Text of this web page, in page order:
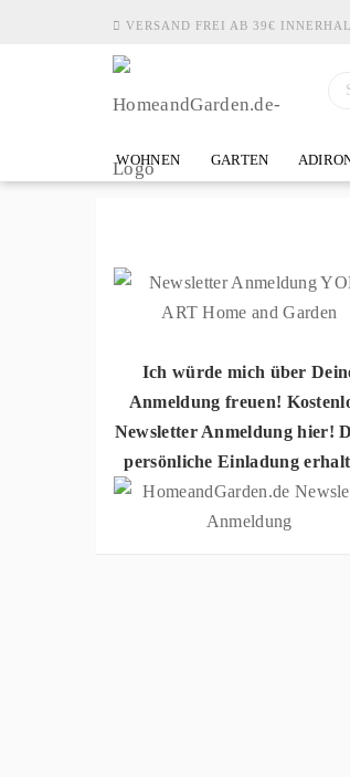
VERSAND FREI AB 39€
WOHNEN GARTEN
Ich würde mich über
Anmeldung freuen!
Newsletter Anmeldung hier!
persönliche Einladung